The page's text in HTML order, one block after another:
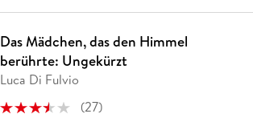
Das Mädchen, das den Himmel
berührte: Ungekürzt
Luca Di Fulvio
(27)